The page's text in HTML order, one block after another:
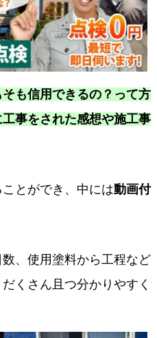
も信用できるの？って方
事をされた感想や施工事
とができ、中には動画付
、使用塗料から工程など
くさん且つ分かりやすく